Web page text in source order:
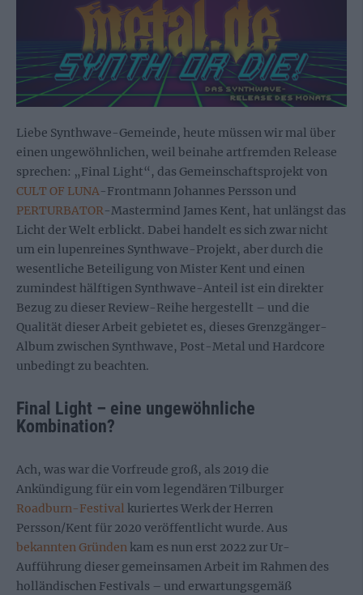
Liebe Synthwave-Gemeinde, heute müssen wir mal über
einen ungewöhnlichen, weil beinahe artfremden Release
sprechen: „Final Light“, das Gemeinschaftsprojekt von
CULT OF LUNA-Frontmann Johannes Persson und
PERTURBATOR-Mastermind James Kent, hat unlängst das
Licht der Welt erblickt. Dabei handelt es sich zwar nicht
um ein lupenreines Synthwave-Projekt, aber durch die
wesentliche Beteiligung von Mister Kent und einen
zumindest hälftigen Synthwave-Anteil ist ein direkter
Bezug zu dieser Review-Reihe hergestellt – und die
Qualität dieser Arbeit gebietet es, dieses Grenzgänger-
Album zwischen Synthwave, Post-Metal und Hardcore
unbedingt zu beachten.
Final Light – eine ungewöhnliche
Kombination?
Ach, was war die Vorfreude groß, als 2019 die
Ankündigung für ein vom legendären Tilburger
Roadburn-Festival kuriertes Werk der Herren
Persson/Kent für 2020 veröffentlicht wurde. Aus
bekannten Gründen kam es nun erst 2022 zur Ur-
Aufführung dieser gemeinsamen Arbeit im Rahmen des
holländischen Festivals – und erwartungsgemäß